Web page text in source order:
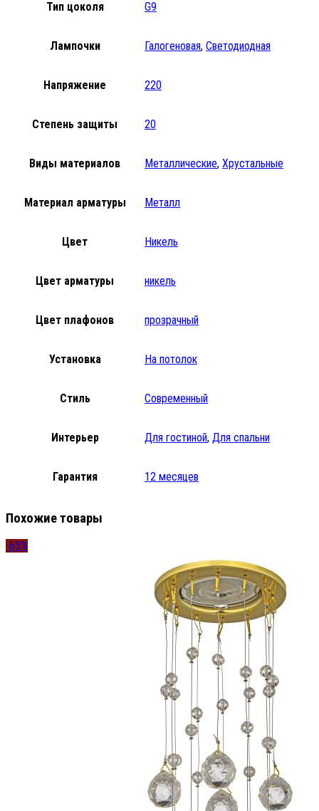
Тип цоколя G9
Лампочки Галогеновая, Светодиодная
Напряжение 220
Степень защиты 20
Виды материалов Металлические, Хрустальные
Материал арматуры Металл
Цвет Никель
Цвет арматуры никель
Цвет плафонов прозрачный
Установка На потолок
Стиль Современный
Интерьер Для гостиной, Для спальни
Гарантия 12 месяцев
Похожие товары
-65%